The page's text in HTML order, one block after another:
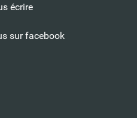
écrire
sur facebook